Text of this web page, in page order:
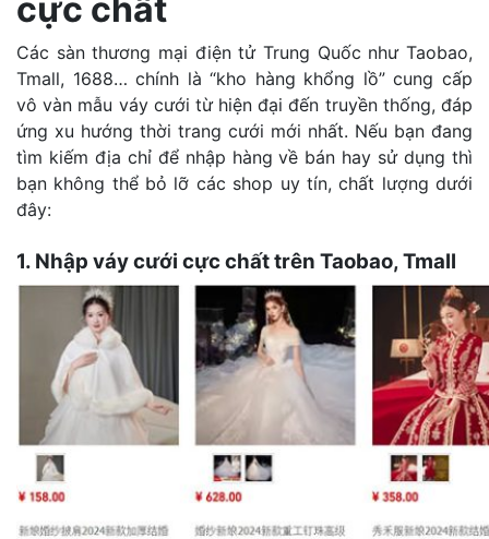
cực chất
Các sàn thương mại điện tử Trung Quốc như Taobao,
Tmall, 1688… chính là “kho hàng khổng lồ” cung cấp
vô vàn mẫu váy cưới từ hiện đại đến truyền thống, đáp
ứng xu hướng thời trang cưới mới nhất. Nếu bạn đang
tìm kiếm địa chỉ để nhập hàng về bán hay sử dụng thì
bạn không thể bỏ lỡ các shop uy tín, chất lượng dưới
đây:
1. Nhập váy cưới cực chất trên Taobao, Tmall